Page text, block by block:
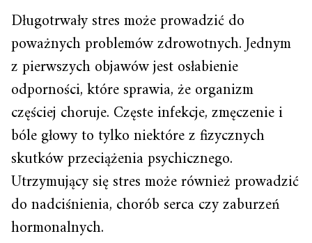
Długotrwały stres może prowadzić do
poważnych problemów zdrowotnych. Jednym
z pierwszych objawów jest osłabienie
odporności, które sprawia, że organizm
częściej choruje. Częste infekcje, zmęczenie i
bóle głowy to tylko niektóre z fizycznych
skutków przeciążenia psychicznego.
Utrzymujący się stres może również prowadzić
do nadciśnienia, chorób serca czy zaburzeń
hormonalnych.